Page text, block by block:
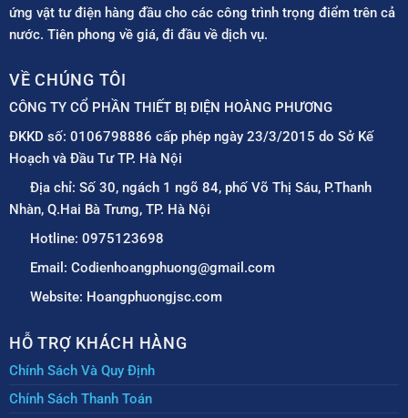
ứng vật tư điện hàng đầu cho các công trình trọng điểm trên cả
nước. Tiên phong về giá, đi đầu về dịch vụ.
VỀ CHÚNG TÔI
CÔNG TY CỔ PHẦN THIẾT BỊ ĐIỆN HOÀNG PHƯƠNG
ĐKKD số: 0106798886 cấp phép ngày 23/3/2015 do Sở Kế
Hoạch và Đầu Tư TP. Hà Nội
Địa chỉ: Số 30, ngách 1 ngõ 84, phố Võ Thị Sáu, P.Thanh
Nhàn, Q.Hai Bà Trưng, TP. Hà Nội
Hotline: 0975123698
Email: Codienhoangphuong@gmail.com
Website: Hoangphuongjsc.com
HỖ TRỢ KHÁCH HÀNG
Chính Sách Và Quy Định
Chính Sách Thanh Toán